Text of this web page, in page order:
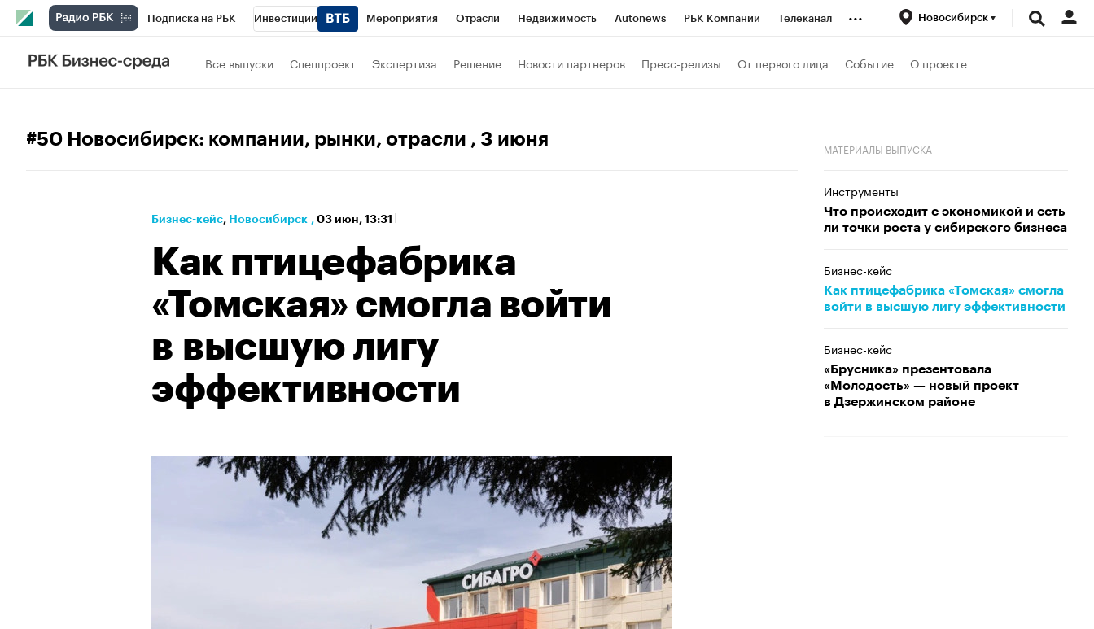
Подписка на РБК Инвестиции Мероприятия Отрасли Недвижимость Autonews РБК Компании Телеканал
РБК Вино
Кредитные рейтинги
... Новосибирск
Все выпуски Спецпроект Экспертиза Решение Новости партнеров Пресс-релизы От первого лица Событие О проекте
#50 Новосибирск: компании, рынки, отрасли , 3 июня
Бизнес-кейс⁠, Новосибирск , 03 июн, 13:31
Как птицефабрика
«Томская» смогла войти
в высшую лигу
эффективности
МАТЕРИАЛЫ ВЫПУСКА
Инструменты
Что происходит с экономикой и есть
ли точки роста у сибирского бизнеса
Бизнес-кейс
Как птицефабрика «Томская» смогла
войти в высшую лигу эффективности
Бизнес-кейс
«Брусника» презентовала
«Молодость» — новый проект
в Дзержинском районе